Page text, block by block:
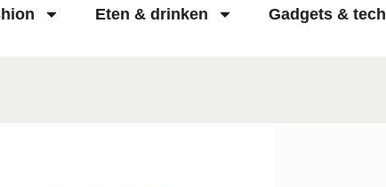
Eten & drinken Gadgets & tech